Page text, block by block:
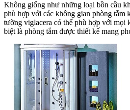
Không giống như những loại bồn cầu
phù hợp với các không gian phòng tắm
tường viglacera có thể phù hợp với mọi
biệt là phòng tắm được thiết kế mang